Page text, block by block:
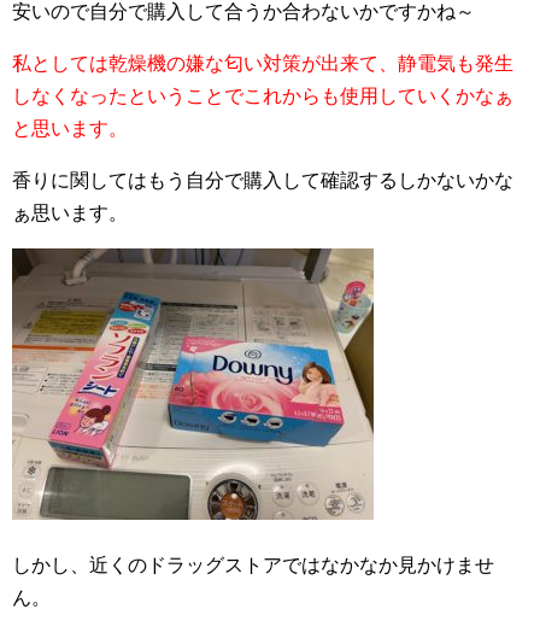
安いので自分で購入して合うか合わないかですかね～
私としては乾燥機の嫌な匂い対策が出来て、静電気も発生
しなくなったということでこれからも使用していくかなぁ
と思います。
香りに関してはもう自分で購入して確認するしかないかな
ぁ思います。
しかし、近くのドラッグストアではなかなか見かけませ
ん。